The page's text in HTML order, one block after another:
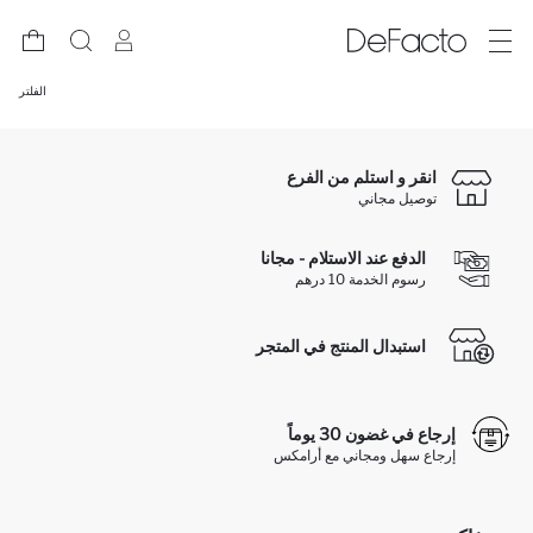
الفلتر
انقر و استلم من الفرع
توصيل مجاني
الدفع عند الاستلام - مجانا
رسوم الخدمة 10 درهم
استبدال المنتج في المتجر
إرجاع في غضون 30 يوماً
إرجاع سهل ومجاني مع أرامكس